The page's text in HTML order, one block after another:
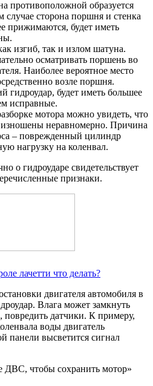
противоположной образуется
случае сторона поршня и стенка
прижимаются, будет иметь
изгиб, так и излом шатуна.
осматривать поршень во
Наиболее вероятное место
возле поршня.
будет иметь большее
исправные.
мотора можно увидеть, что
неравномерно. Причина
– поврежденный цилиндр
нагрузку на коленвал.
о гидроударе свидетельствует
признаки.
лачетти что делать?
двигателя автомобиля в
Влага может замкнуть
повредить датчики. К примеру,
воды двигатель
панели высветится сигнал
ДВС, чтобы сохранить мотор»